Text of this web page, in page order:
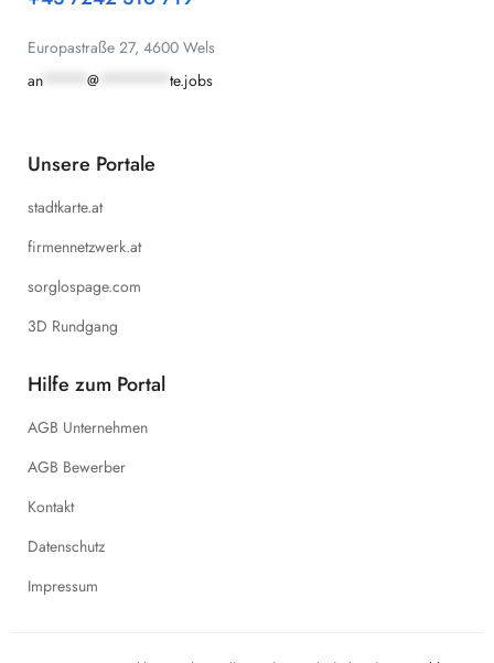
Europastraße 27, 4600 Wels
an
@ te.jobs
Unsere Portale
stadtkarte.at
firmennetzwerk.at
sorglospage.com
3D Rundgang
Hilfe zum Portal
AGB Unternehmen
AGB Bewerber
Kontakt
Datenschutz
Impressum